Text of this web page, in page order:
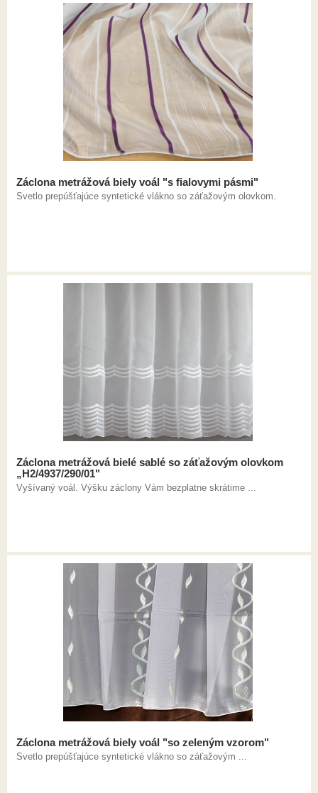
Záclona metrážová biely voál "s fialovymi pásmi"
Svetlo prepúšťajúce syntetické vlákno so záťažovým olovkom.
Záclona metrážová bielé sablé so záťažovým olovkom
„H2/4937/290/01"
Vyšívaný voál. Výšku záclony Vám bezplatne skrátime ...
Záclona metrážová biely voál "so zeleným vzorom"
Svetlo prepúšťajúce syntetické vlákno so záťažovým ...